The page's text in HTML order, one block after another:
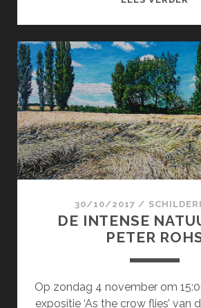
30/10/2017 /
DE INTENSE
PETER
Op zondag 4 november om
expositie ‘As the crow flies’ van